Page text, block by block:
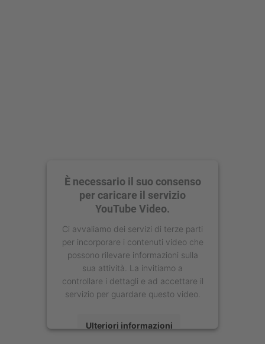
È necessario il suo consenso
per caricare il servizio
YouTube Video.
Ci avvaliamo dei servizi di terze parti
per incorporare i contenuti video che
possono rilevare informazioni sulla
sua attività. La invitiamo a
controllare i dettagli e ad accettare il
servizio per guardare questo video.
Ulteriori informazioni